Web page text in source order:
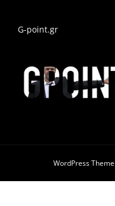
G-point.gr
WordPress Theme